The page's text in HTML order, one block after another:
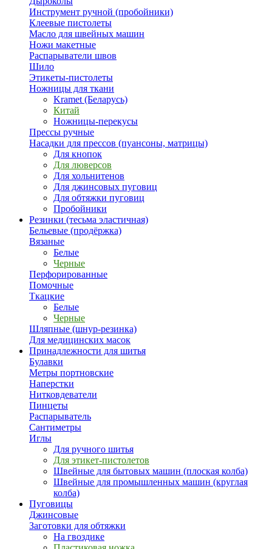
Инструмент ручной (пробойники)
Клеевые пистолеты
Масло для швейных машин
Ножи макетные
Распарыватели швов
Шило
Этикеты-пистолеты
Ножницы для ткани
Kramet (Беларусь)
Китай
Ножницы-перекусы
Прессы ручные
Насадки для прессов (пуансоны, матрицы)
Для кнопок
Для люверсов
Для хольнитенов
Для джинсовых пуговиц
Для обтяжки пуговиц
Пробойники
Резинки (тесьма эластичная)
Бельевые (продёржка)
Вязаные
Белые
Черные
Перфорированные
Помочные
Ткацкие
Белые
Черные
Шляпные (шнур-резинка)
Для медицинских масок
Принадлежности для шитья
Булавки
Метры портновские
Наперстки
Нитковдеватели
Пинцеты
Распарыватель
Сантиметры
Иглы
Для ручного шитья
Для этикет-пистолетов
Швейные для бытовых машин (плоская колба)
Швейные для промышленных машин (круглая
колба)
Пуговицы
Джинсовые
Заготовки для обтяжки
На гвоздике